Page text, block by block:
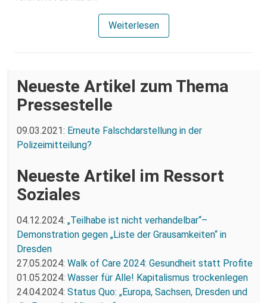
Weiterlesen
Neueste Artikel zum Thema
Pressestelle
09.03.2021: Erneute Falschdarstellung in der
Polizeimitteilung?
Neueste Artikel im Ressort
Soziales
04.12.2024: „Teilhabe ist nicht verhandelbar“–
Demonstration gegen „Liste der Grausamkeiten“ in
Dresden
27.05.2024: Walk of Care 2024: Gesundheit statt Profite
01.05.2024: Wasser für Alle! Kapitalismus trockenlegen
24.04.2024: Status Quo: „Europa, Sachsen, Dresden und